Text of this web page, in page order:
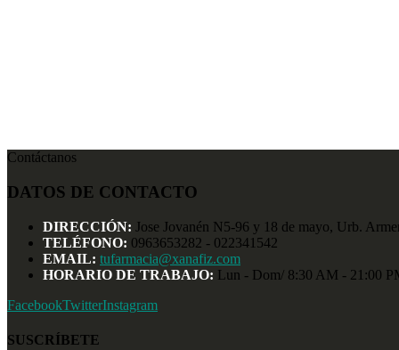
Contáctanos
DATOS DE CONTACTO
DIRECCIÓN: Jose Jovanén N5-96 y 18 de mayo, Urb.
TELÉFONO: 0963653282 - 022341542
EMAIL: tufarmacia@xanafiz.com
HORARIO DE TRABAJO: Lun - Dom/ 8:30 AM - 21:00
FacebookTwitterInstagram
SUSCRÍBETE